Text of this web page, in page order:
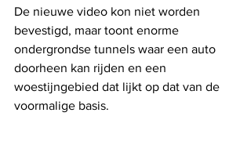
De nieuwe video kon niet worden
bevestigd, maar toont enorme
ondergrondse tunnels waar een auto
doorheen kan rijden en een
woestijngebied dat lijkt op dat van de
voormalige basis.